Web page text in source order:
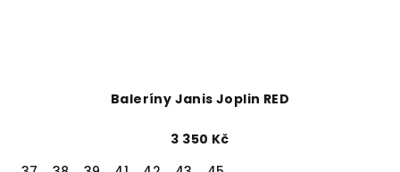
Baleríny Janis Joplin RED
3 350 Kč